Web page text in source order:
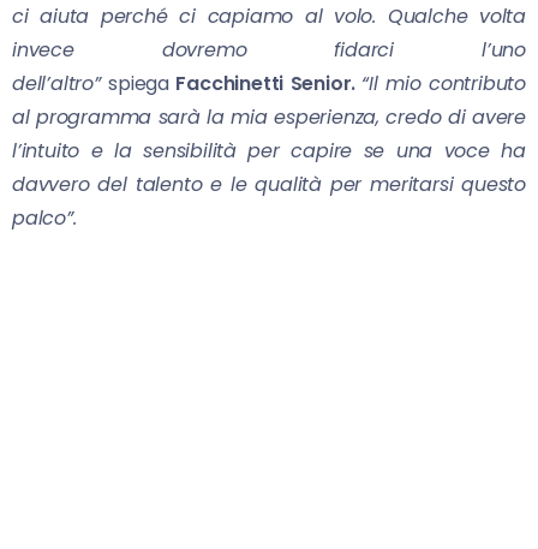
ci aiuta perché ci capiamo al volo. Qualche volta
invece dovremo fidarci l’uno
dell’altro”spiega Facchinetti Senior. “Il mio contributo
al programma sarà la mia esperienza, credo di avere
l’intuito e la sensibilità per capire se una voce ha
davvero del talento e le qualità per meritarsi questo
palco”.